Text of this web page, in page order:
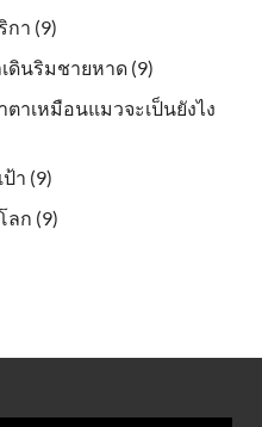
กา (9)
ดินริมชายหาด (9)
าเหมือนแมวจะเป็นยังไง
า (9)
ลก (9)